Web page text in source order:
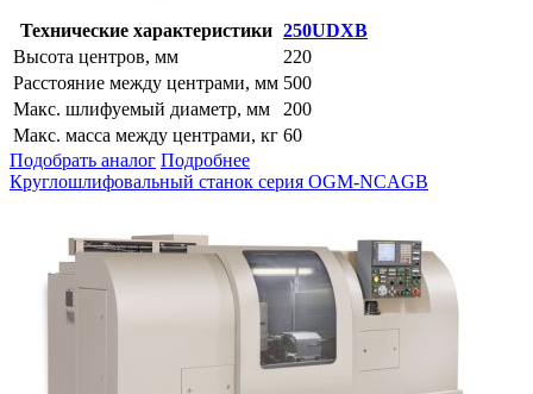
Технические характеристики 250UDXB
Высота центров, мм
220
Расстояние между центрами, мм 500
Макс. шлифуемый диаметр, мм
200
Макс. масса между центрами, кг 60
Подобрать аналог Подробнее
Круглошлифовальный станок серия OGM-NCAGB